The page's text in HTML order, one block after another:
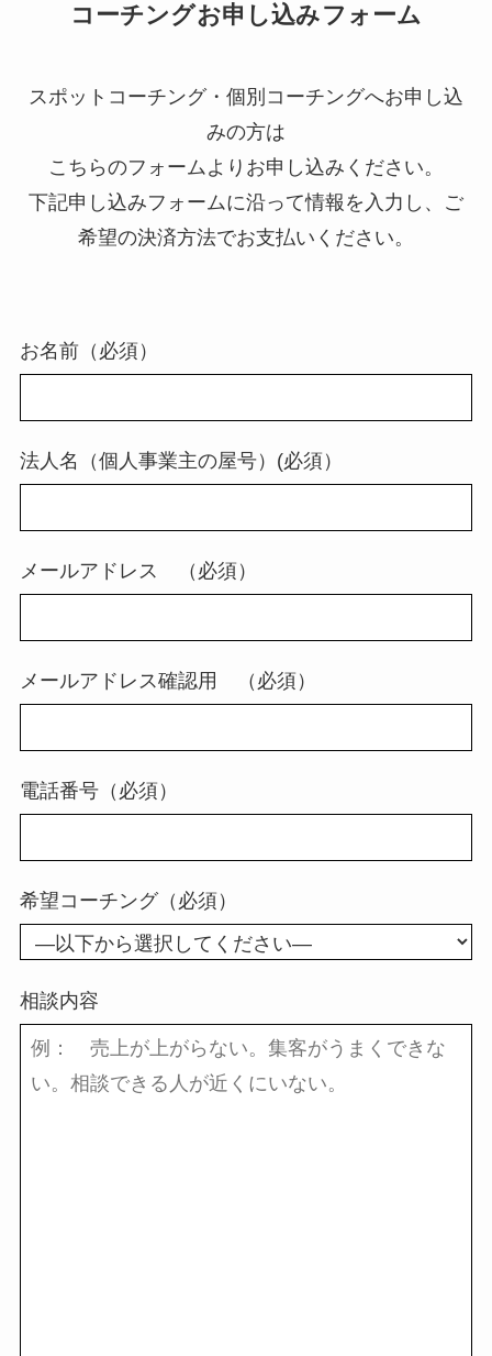
コーチングお申し込みフォーム
スポットコーチング・個別コーチングへお申し込
みの方は
こちらのフォームよりお申し込みください。
下記申し込みフォームに沿って情報を入力し、ご
希望の決済方法でお支払いください。
お名前（必須）
法人名（個人事業主の屋号）(必須）
メールアドレス （必須）
メールアドレス確認用 （必須）
電話番号（必須）
希望コーチング（必須）
相談内容